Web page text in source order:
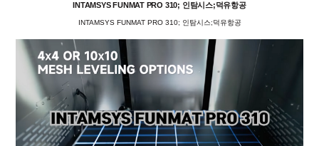
INTAMSYS FUNMAT PRO 310; 인탐시스;덕유항공
INTAMSYS FUNMAT PRO 310; 인탐시스;덕유항공